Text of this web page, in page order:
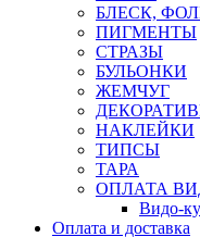
БЛЕСК,
ПИГМЕНТЫ
СТРАЗЫ
БУЛЬОНКИ
ЖЕМЧУГ
НАКЛЕЙКИ
ТИПСЫ
ТАРА
ОПЛАТА
Видо-
Оплата и доставка